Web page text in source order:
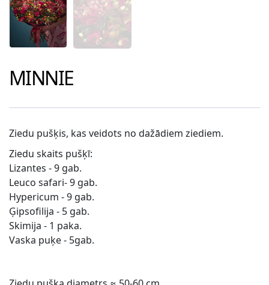
MINNIE
Ziedu pušķis, kas veidots no dažādiem ziediem.
Ziedu skaits pušķī:
Lizantes - 9 gab.
Leuco safari- 9 gab.
Hypericum - 9 gab.
Ģipsofilija - 5 gab.
Skimija - 1 paka.
Vaska puķe - 5gab.